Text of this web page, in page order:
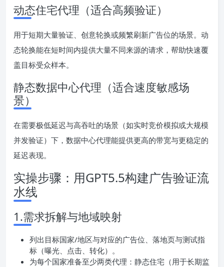
动态住宅代理（适合高频验证）
用于短期大量验证、创意轮换或频繁刷新广告位的场景。动
态轮换能在短时间内提供大量不同来源的请求，帮助快速覆
盖目标受众样本。
静态数据中心代理（适合速度敏感场
景）
在需要极低延迟与高吞吐的场景（如实时竞价模拟或大规模
并发验证）下，数据中心代理能提供更高的带宽与更稳定的
延迟表现。
实操步骤：用GPT5.5构建广告验证流
水线
1.需求拆解与地域映射
列出目标国家/地区与对应的广告位、落地页与测试指
标（曝光、点击、转化）。
为每个国家准备至少两类代理：静态住宅（用于长期监